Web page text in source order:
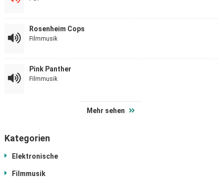
Rosenheim Cops
Filmmusik
Pink Panther
Filmmusik
Mehr sehen
Kategorien
Elektronische
Filmmusik